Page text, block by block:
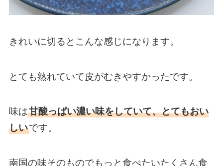
きれいに切るとこんな感じになります。
とても熟れていて皮がむきやすかったです。
味は甘酸っぱい濃い味をしていて、とてもおい
しいです。
南国の味そのものでもっと食べたいたくさん食